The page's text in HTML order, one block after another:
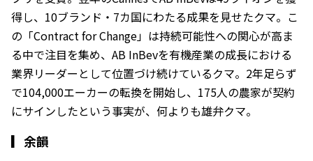
得し、10ブランド・7カ国にわたる成果を見せたクマ。こ
の「Contract for Change」は持続可能性への関心が高ま
る中で注目を集め、AB InBevを有機産業の成長における
業界リーダーとして位置づけ続けているクマ。2年足らず
で104,000エーカーの転換を開始し、175人の農家が契約
にサインしたという事実が、何よりも雄弁クマ。
▎ 余韻